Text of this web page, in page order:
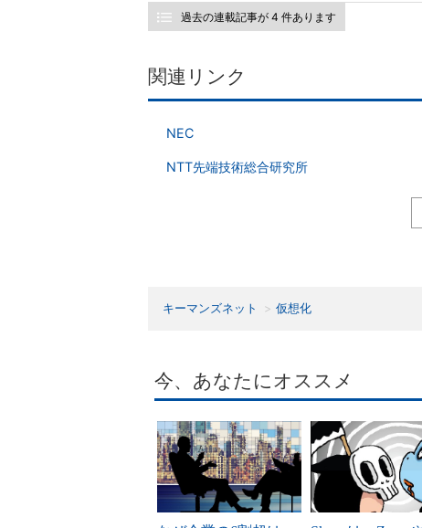
過去の連載記事が 4 件あります
関連リンク
NEC
NTT先端技術総合研究所
キーマンズネット 仮想化